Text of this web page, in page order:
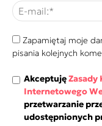
Zapamiętaj moje
pisania kolejnych
AkceptujęZasady
Internetowego
przetwarzanie
udostępnionych